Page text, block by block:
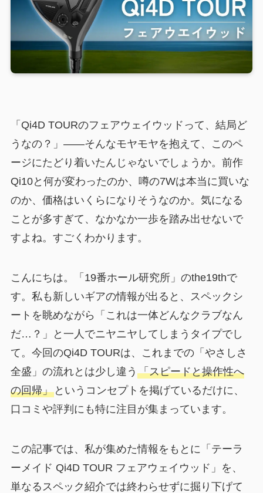
「Qi4D TOURのフェアウェイウッドって、結局ど
うなの？」――そんなモヤモヤを抱えて、このペ
ージにたどり着いたんじゃないでしょうか。前作
Qi10と何が変わったのか、噂の7Wは本当に買いな
のか、価格はいくらになりそうなのか。気になる
ことが多すぎて、なかなか一歩を踏み出せないで
すよね。すごくわかります。
こんにちは。「19番ホール研究所」のthe19thで
す。私も新しいギアの情報が出ると、スペックシ
ートを眺めながら「これは一体どんなクラブなん
だ…？」と一人でニヤニヤしてしまうタイプでし
て。今回のQi4D TOURは、これまでの「やさしさ
全盛」の流れとは少し違う 「スピードと操作性へ
の回帰」というコンセプトを掲げているだけに、
口コミや評判にも特に注目が集まっています。
この記事では、私が集めた情報をもとに「テーラ
ーメイド Qi4D TOUR フェアウェイウッド」を、
単なるスペック紹介では終わらせずに掘り下げて